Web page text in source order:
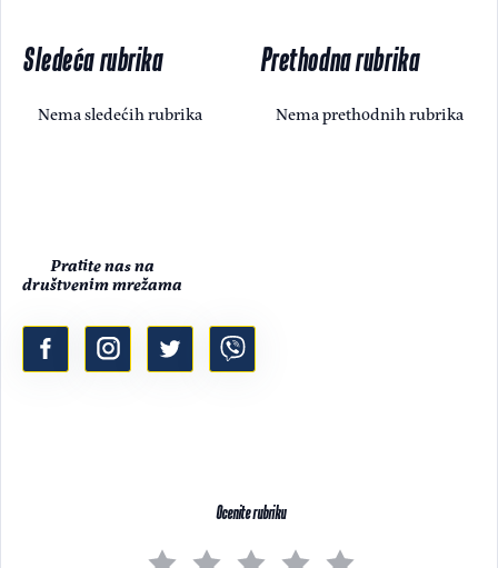
Sledeća rubrika
Nema sledećih rubrika
Prethodna rubrika
Nema prethodnih rubrika
Pratite nas na
društvenim mrežama
Ocenite rubriku